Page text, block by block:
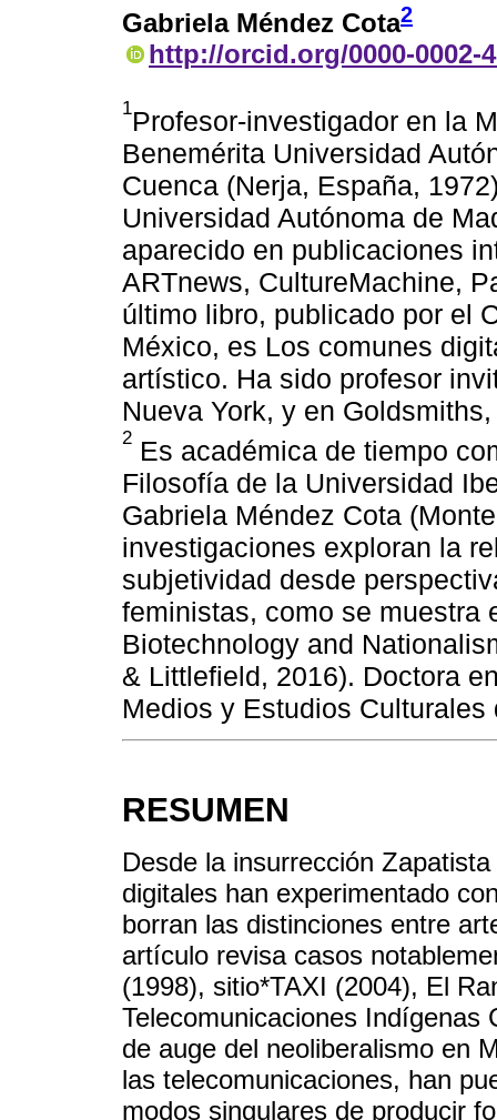
Gabriela Méndez Cota2
http://orcid.org/0000-0002-
1Profesor-investigador en la
Benemérita Universidad
Cuenca (Nerja, España,
Universidad Autónoma de
aparecido en publicaciones
ARTnews, CultureMachine,
último libro, publicado por el
México, es Los comunes
artístico. Ha sido profesor
Nueva York, y en
2 Es académica de tiempo
Filosofía de la Universidad
Gabriela Méndez Cota
investigaciones exploran la
subjetividad desde
feministas, como se muestra
Biotechnology and
& Littlefield, 2016). Doctora
Medios y Estudios
RESUMEN
Desde la insurrección
digitales han experimentado
borran las distinciones entre
artículo revisa casos
(1998), sitio*TAXI (2004), El
Telecomunicaciones Indígenas
de auge del neoliberalismo en
las telecomunicaciones, han
modos singulares de producir